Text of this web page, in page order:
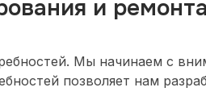
и
Мы начинаем с
позволяет нам